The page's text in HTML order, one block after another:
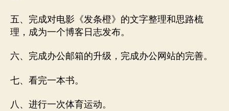
五、完成对电影《发条橙》的文字整理和思路梳
理，成为一个博客日志发布。
六、完成办公邮箱的升级，完成办公网站的完善。
七、看完一本书。
八、进行一次体育运动。